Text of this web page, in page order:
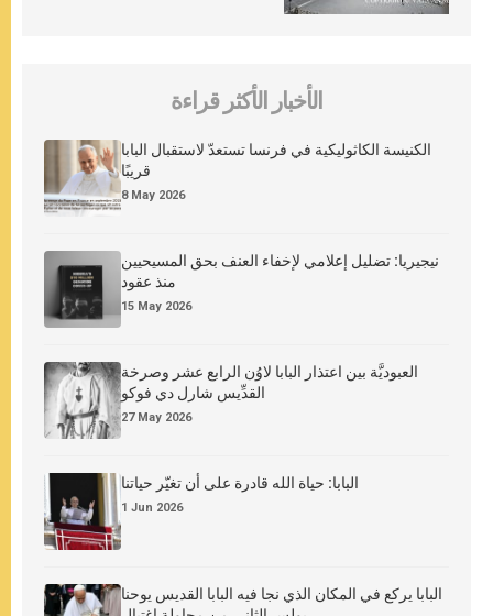
الأخبار الأكثر قراءة
الكنيسة الكاثوليكية في فرنسا تستعدّ لاستقبال البابا
قريبًا
8 May 2026
نيجيريا: تضليل إعلامي لإخفاء العنف بحق المسيحيين
منذ عقود
15 May 2026
العبوديَّة بين اعتذار البابا لاوُن الرابع عشر وصرخة
القدِّيس شارل دي فوكو
27 May 2026
البابا: حياة الله قادرة على أن تغيّر حياتنا
1 Jun 2026
البابا يركع في المكان الذي نجا فيه البابا القديس يوحنا